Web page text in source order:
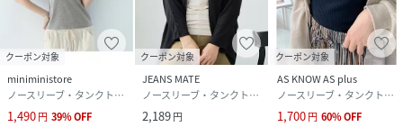
クーポン対象
miniministore
ノースリーブ・タンクトップ
1,490円 39%OFF
クーポン対象
JEANS MATE
ノースリーブ・タンクトップ
2,189円
クーポン対象
AS KNOW AS plus
ノースリーブ・タンクトップ
1,700円 60%OFF